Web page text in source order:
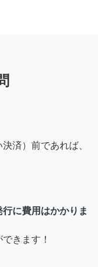
済）前であれば、
に費用はかかりま
きます！